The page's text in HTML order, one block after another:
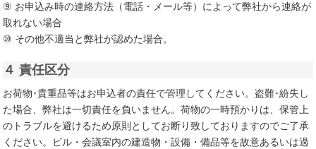
⑨ お申込み時の連絡方法（電話・メール等）によって弊社から連絡が
取れない場合
⑩ その他不適当と弊社が認めた場合。
４ 責任区分
お荷物･貴重品等はお申込者の責任で管理してください。盗難･紛失し
た場合、弊社は一切責任を負いません。荷物の一時預かりは、保管上
のトラブルを避けるため原則としてお断り致しておりますのでご了承
ください。ビル・会議室内の建造物・設備・備品等を故意あるいは過